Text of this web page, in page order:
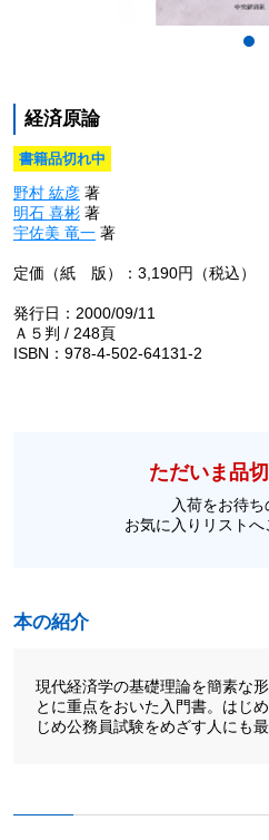
経済原論
書籍品切れ中
野村 紘彦著
明石 喜彬著
宇佐美 竜一著
定価（紙 版）：3,190円（税込）
発行日：2000/09/11
Ａ５判 / 248頁
ISBN：978-4-502-64131-2
ただいま品
入荷をお待ち
お気に入りリスト
本の紹介
現代経済学の基礎理論を簡素な
とに重点をおいた入門書。はじ
じめ公務員試験をめざす人にも